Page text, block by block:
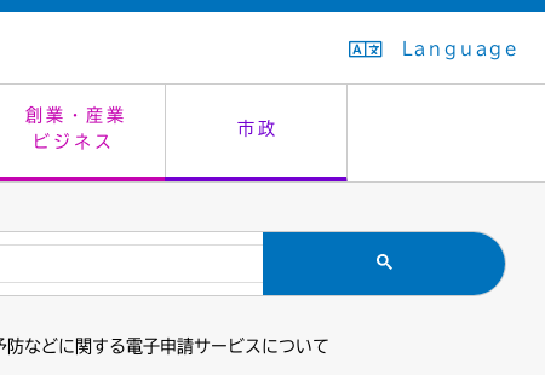
Language
創業・産業
ビジネス
市政
生活排水
市民安全
住居表示
教育委員会
入学式・卒業式
通学区域
救急・夜間診療
感染症
施設予約（まつぼっくり）
はたちの集い
指定管理者制度
公共事業の技術監理
バナー広告
議会
オープンデータ
組織案内
などに関する電子申請サービスについて